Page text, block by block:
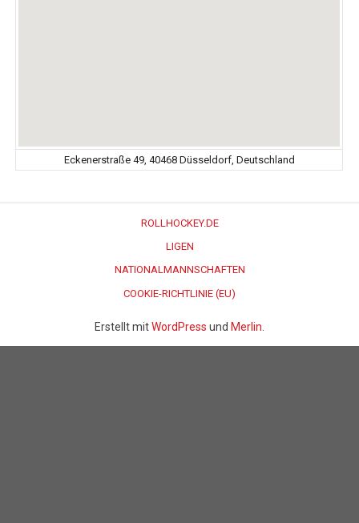
Eckenerstraße 49, 40468 Düsseldorf, Deutschland
ROLLHOCKEY.DE
LIGEN
NATIONALMANNSCHAFTEN
COOKIE-RICHTLINIE (EU)
Erstellt mitWordPress und Merlin